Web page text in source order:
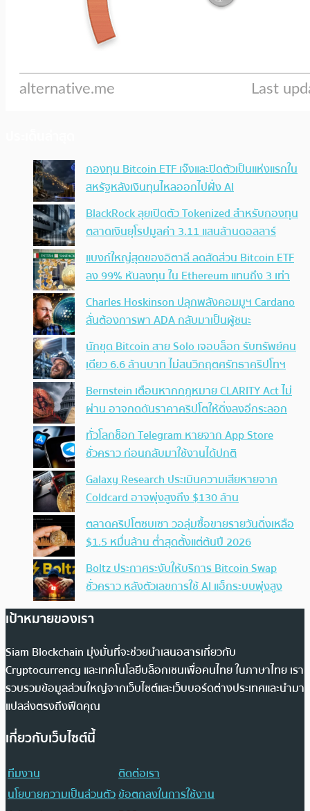
กองทุน Bitcoin ETF เจ๊งและปิดตัวเป็นแห่งแรกใน
สหรัฐหลังเงินทุนไหลออกไปฝั่ง AI
BlackRock ลุยเปิดตัว Tokenized สำหรับกองทุน
ตลาดเงินยุโรปมูลค่า 3.11 แสนล้านดอลลาร์
แบงก์ใหญ่สุดของอิตาลี ลดสัดส่วน Bitcoin ETF
ลง 99% หันลงทุน ใน Ethereum แทนถึง 3 เท่า
Charles Hoskinson ปลุกพลังคอมมูฯ Cardano
ลั่นต้องการพา ADA กลับมาเป็นผู้ชนะ
นักขุด Bitcoin สาย Solo เจอบล็อก รับทรัพย์คน
เดียว 6.6 ล้านบาท ไม่สนวิกฤตศรัทธาคริปโทฯ
Bernstein เตือนหากกฎหมาย CLARITY Act ไม่
ผ่าน อาจกดดันราคาคริปโตให้ดิ่งลงอีกระลอก
ทั่วโลกช็อก Telegram หายจาก App Store
ชั่วคราว ก่อนกลับมาใช้งานได้ปกติ
Galaxy Research ประเมินความเสียหายจาก
Coldcard อาจพุ่งสูงถึง $130 ล้าน
ตลาดคริปโตซบเซา วอลุ่มซื้อขายรายวันดิ่งเหลือ
$1.5 หมื่นล้าน ต่ำสุดตั้งแต่ต้นปี 2026
Boltz ประกาศระงับให้บริการ Bitcoin Swap
ชั่วคราว หลังตัวเลขการใช้ AI แฮ็กระบบพุ่งสูง
เป้าหมายของเรา
Siam Blockchain มุ่งมั่นที่จะช่วยนำเสนอสารเกี่ยวกับ
Cryptocurrency และเทคโนโลยีบล็อกเชนเพื่อคนไทย ในภาษาไทย เรา
รวบรวมข้อมูลส่วนใหญ่จากเว็บไซต์และเว็บบอร์ดต่างประเทศและนำมา
แปลส่งตรงถึงฟีดคุณ
เกี่ยวกับเว็บไซต์นี้
ทีมงาน
ติดต่อเรา
นโยบายความเป็นส่วนตัวข้อตกลงในการใช้งาน